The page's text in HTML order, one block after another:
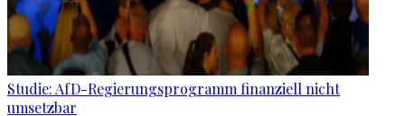
Studie: AfD-Regierungsprogramm finanziell nicht
umsetzbar